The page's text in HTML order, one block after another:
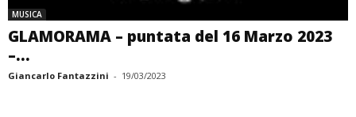
MUSICA
GLAMORAMA – puntata del 16 Marzo 2023
–...
Giancarlo Fantazzini - 19/03/2023